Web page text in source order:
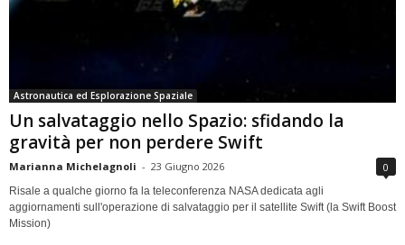
Astronautica ed Esplorazione Spaziale
Un salvataggio nello Spazio: sfidando la
gravità per non perdere Swift
Marianna Michelagnoli - 23 Giugno 2026 0
Risale a qualche giorno fa la teleconferenza NASA dedicata agli
aggiornamenti sull'operazione di salvataggio per il satellite Swift (la Swift Boost
Mission)